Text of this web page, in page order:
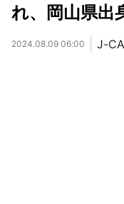
れ、岡山県出
2024.08.09 06:00 J-